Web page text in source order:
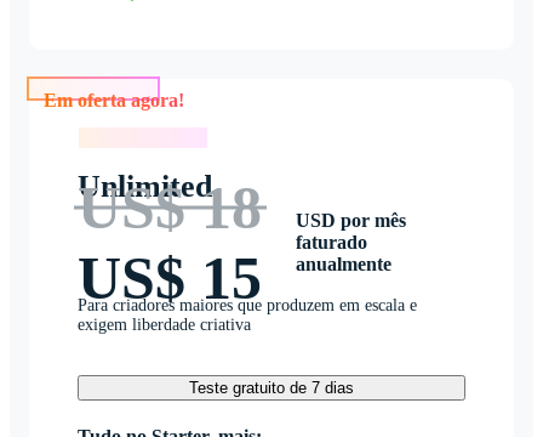
Unlimited
US$ 18
US$ 15
USD por mês
faturado
anualmente
Para criadores maiores que produzem em escala e
exigem liberdade criativa
Teste gratuito de 7 dias